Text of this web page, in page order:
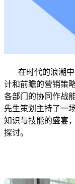
在时代的浪潮中
计和前瞻的营销策
各部门的协同作战
先生策划主持了一
知识与技能的盛宴
探讨。